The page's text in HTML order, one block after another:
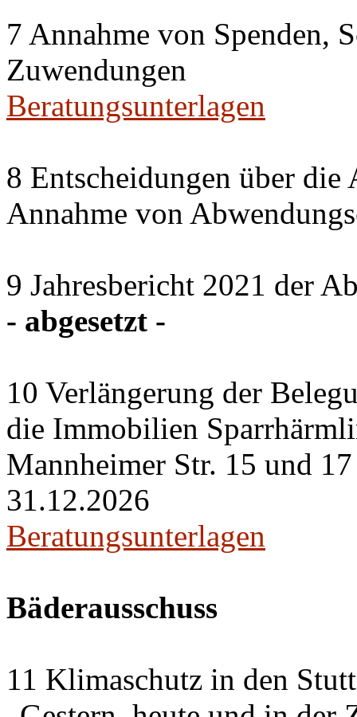
7 Annahme von Spenden,
Zuwendungen
Beratungsunterlagen
8 Entscheidungen über
Annahme von
9 Jahresbericht 2021 der
- abgesetzt -
10 Verlängerung der
die Immobilien
Mannheimer Str. 15 und
31.12.2026
Beratungsunterlagen
Bäderausschuss
11 Klimaschutz in den